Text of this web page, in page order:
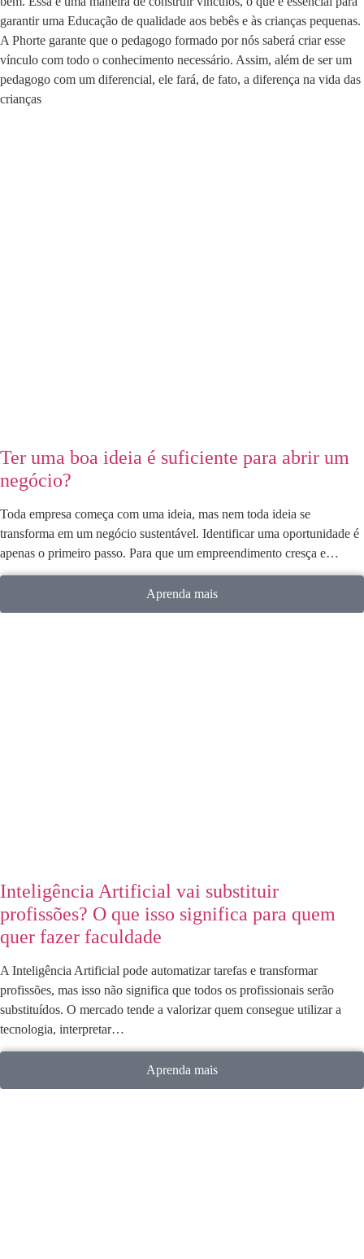
garantir uma Educação de qualidade aos bebês e às crianças pequenas.
A Phorte garante que o pedagogo formado por nós saberá criar esse
vínculo com todo o conhecimento necessário. Assim, além de ser um
pedagogo com um diferencial, ele fará, de fato, a diferença na vida das
crianças
Ter uma boa ideia é suficiente para abrir um
negócio?
Toda empresa começa com uma ideia, mas nem toda ideia se
transforma em um negócio sustentável. Identificar uma oportunidade é
apenas o primeiro passo. Para que um empreendimento cresça e…
Aprenda mais
Inteligência Artificial vai substituir
profissões? O que isso significa para quem
quer fazer faculdade
A Inteligência Artificial pode automatizar tarefas e transformar
profissões, mas isso não significa que todos os profissionais serão
substituídos. O mercado tende a valorizar quem consegue utilizar a
tecnologia, interpretar…
Aprenda mais